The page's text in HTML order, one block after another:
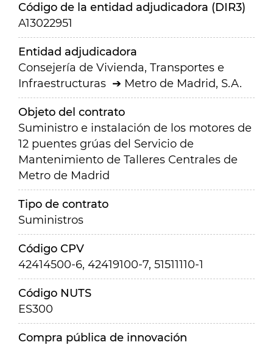
Código de la entidad adjudicadora (DIR3)
A13022951
Entidad adjudicadora
Consejería de Vivienda, Transportes e
Infraestructuras
Metro de Madrid, S.A.
Objeto del contrato
Suministro e instalación de los motores de
12 puentes grúas del Servicio de
Mantenimiento de Talleres Centrales de
Metro de Madrid
Tipo de contrato
Suministros
Código CPV
42414500-6, 42419100-7, 51511110-1
Código NUTS
ES300
Compra pública de innovación